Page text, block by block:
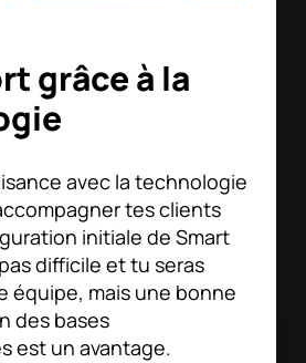
grâce à la
avec la technologie
tes clients
initiale de Smart
difficile et tu seras
équipe, mais une bonne
des bases
est un avantage.